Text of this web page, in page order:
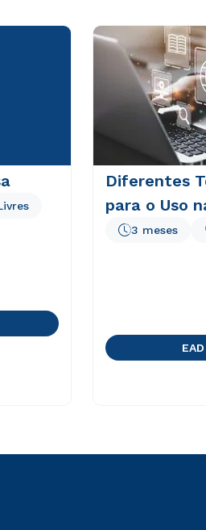
Diferentes
para o Uso
3 meses